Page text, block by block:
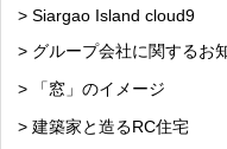
> Siargao Island cloud9
> グループ会社に関するお
> 「窓」のイメージ
> 建築家と造るRC住宅